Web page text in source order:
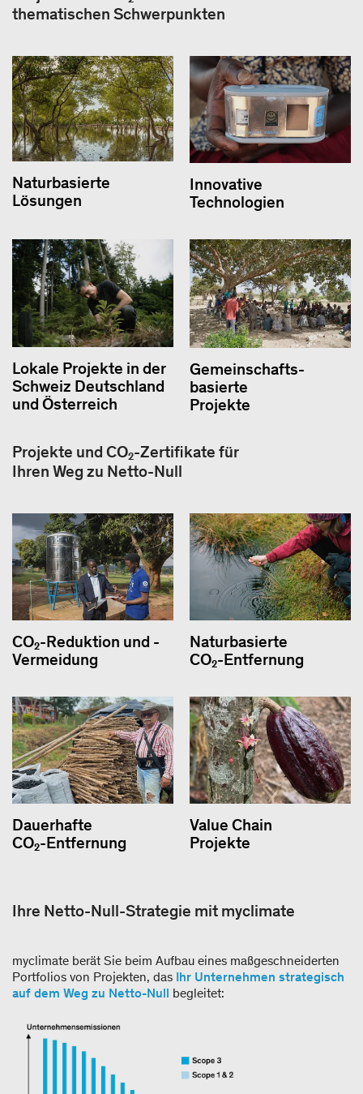
thematischen Schwerpunkten
Naturbasierte
Lösungen
Innovative
Technologien
Lokale Projekte in der
Schweiz Deutschland
und Österreich
Gemeinschafts-
basierte
Projekte
Projekte und CO₂-Zertifikate für
Ihren Weg zu Netto-Null
CO₂-Reduktion und -
Vermeidung
Naturbasierte
CO₂-Entfernung
Dauerhafte
CO₂-Entfernung
Value Chain
Projekte
Ihre Netto-Null-Strategie mit myclimate
myclimate berät Sie beim Aufbau eines maßgeschneiderten
Portfolios von Projekten, das Ihr Unternehmen strategisch
auf dem Weg zu Netto-Null begleitet: